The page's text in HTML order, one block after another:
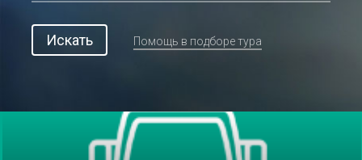
Искать Помощь в подборе тура